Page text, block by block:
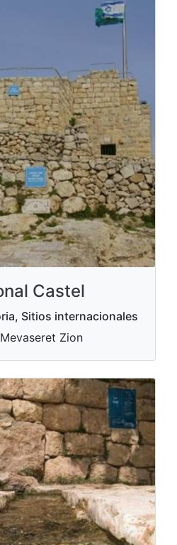
Castel
Sitios internacionales
Zion